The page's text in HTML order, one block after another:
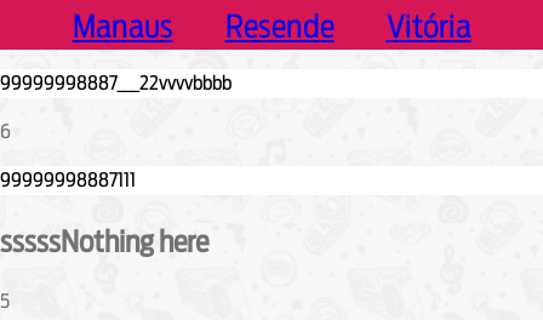
Manaus
Resende Vitória
6
sssssNothing here
5